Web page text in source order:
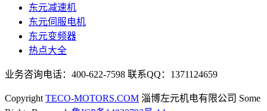
东元减速机
东元伺服电机
东元变频器
热点大全
业务咨询电话：400-622-7598 联系QQ：1371124659
Copyright TECO-MOTORS.COM 淄博左元机电有限公司 Some